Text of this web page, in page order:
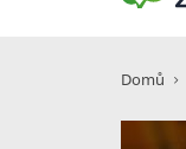
Domů